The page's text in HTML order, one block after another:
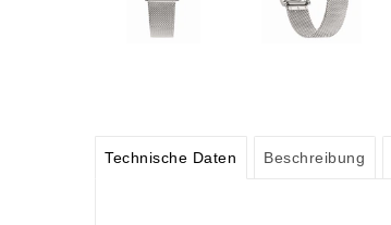
Technische Daten Beschreibung